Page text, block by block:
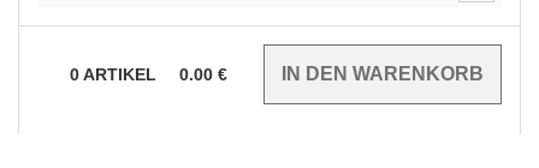
0ARTIKEL 0.00 €